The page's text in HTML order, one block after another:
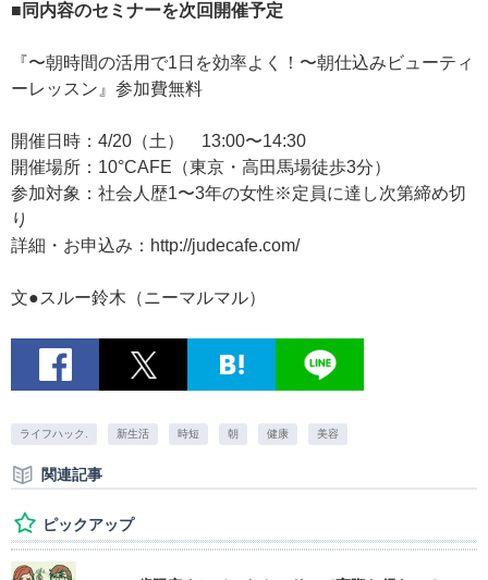
■同内容のセミナーを次回開催予定
『〜朝時間の活用で1日を効率よく！〜朝仕込みビューティ
ーレッスン』参加費無料
開催日時：4/20（土） 13:00〜14:30
開催場所：10°CAFE（東京・高田馬場徒歩3分）
参加対象：社会人歴1〜3年の女性※定員に達し次第締め切
り
詳細・お申込み：http://judecafe.com/
文●スルー鈴木（ニーマルマル）
ライフハック. 新生活 時短 朝 健康 美容
関連記事
ピックアップ